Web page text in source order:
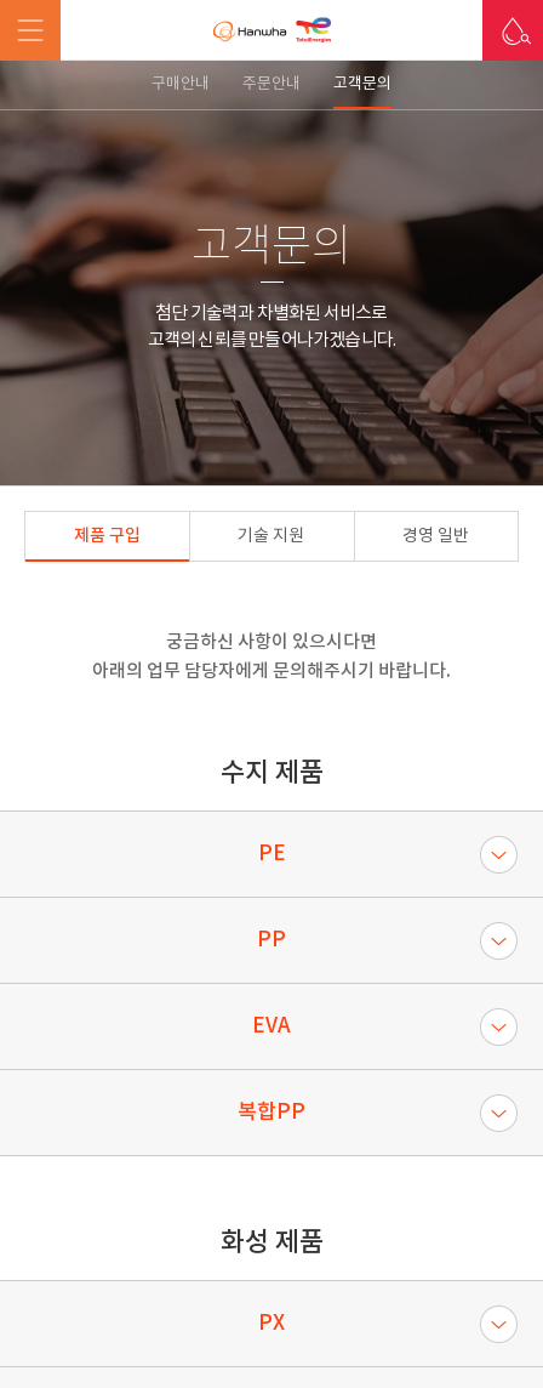
구매안내 주문안내 고객문의
고객문의
첨단 기술력과 차별화된 서비스로
고객의 신뢰를 만들어나가겠습니다.
제품 구입 기술 지원 경영 일반
궁금하신 사항이 있으시다면
아래의 업무 담당자에게 문의해주시기 바랍니다.
수지 제품
PE
PP
EVA
복합PP
화성 제품
PX